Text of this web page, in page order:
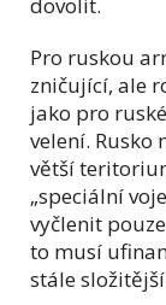
Pro ruskou
zničující, ale
jako pro
velení. Rusko
větší
„speciální
vyčlenit
to musí
stále